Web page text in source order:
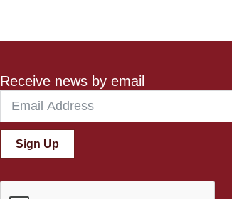
Receive news by email
Sign Up